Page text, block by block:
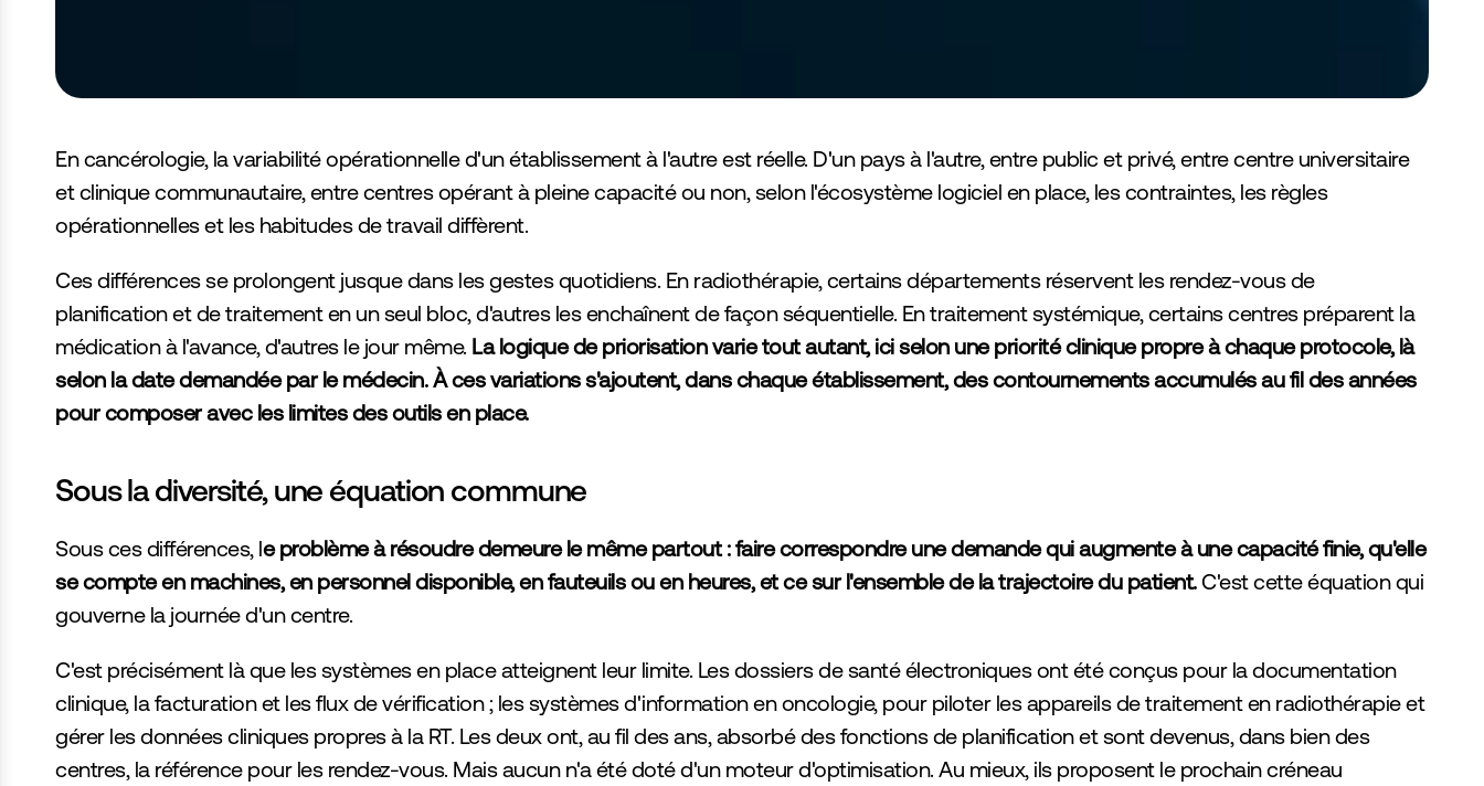
En cancérologie, la variabilité opérationnelle d'un établissement à l'autre est réelle. D'un pays à l'autre, entre public et privé, entre centre universitaire
et clinique communautaire, entre centres opérant à pleine capacité ou non, selon l'écosystème logiciel en place, les contraintes, les règles
opérationnelles et les habitudes de travail diffèrent.
Ces différences se prolongent jusque dans les gestes quotidiens. En radiothérapie, certains départements réservent les rendez-vous de
planification et de traitement en un seul bloc, d'autres les enchaînent de façon séquentielle. En traitement systémique, certains centres préparent la
médication à l'avance, d'autres le jour même. La logique de priorisation varie tout autant, ici selon une priorité clinique propre à chaque protocole, là
selon la date demandée par le médecin. À ces variations s'ajoutent, dans chaque établissement, des contournements accumulés au fil des années
pour composer avec les limites des outils en place.
Sous la diversité, une équation commune
Sous ces différences, le problème à résoudre demeure le même partout : faire correspondre une demande qui augmente à une capacité finie, qu'elle
se compte en machines, en personnel disponible, en fauteuils ou en heures, et ce sur l'ensemble de la trajectoire du patient. C'est cette équation qui
gouverne la journée d'un centre.
C'est précisément là que les systèmes en place atteignent leur limite. Les dossiers de santé électroniques ont été conçus pour la documentation
clinique, la facturation et les flux de vérification ; les systèmes d'information en oncologie, pour piloter les appareils de traitement en radiothérapie et
gérer les données cliniques propres à la RT. Les deux ont, au fil des ans, absorbé des fonctions de planification et sont devenus, dans bien des
centres, la référence pour les rendez-vous. Mais aucun n'a été doté d'un moteur d'optimisation. Au mieux, ils proposent le prochain créneau